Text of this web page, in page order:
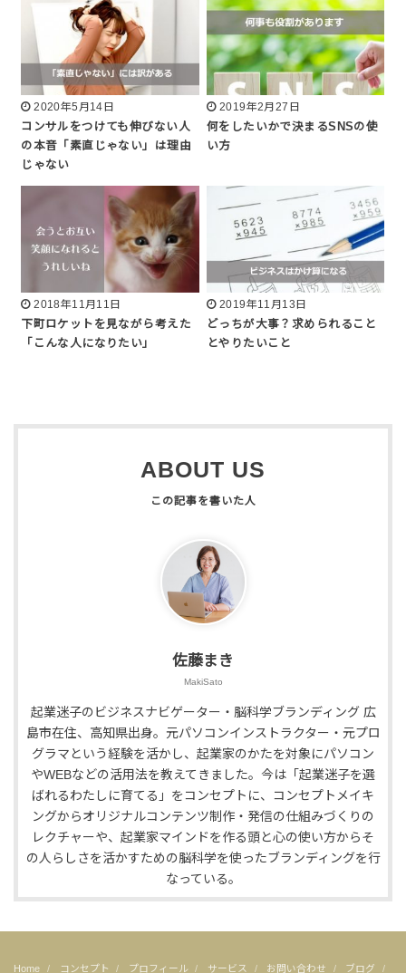
2020年5月14日
コンサルをつけても伸びない人
の本音「素直じゃない」は理由
じゃない
2019年2月27日
何をしたいかで決まるSNSの使
い方
2018年11月11日
下町ロケットを見ながら考えた
「こんな人になりたい」
2019年11月13日
どっちが大事？求められること
とやりたいこと
ABOUT US
佐藤まき
MakiSato
起業迷子のビジネスナビゲーター・脳科学ブランディング 広
島市在住、高知県出身。元パソコンインストラクター・元プロ
グラマという経験を活かし、起業家のかたを対象にパソコン
やWEBなどの活用法を教えてきました。今は「起業迷子を選
ばれるわたしに育てる」をコンセプトに、コンセプトメイキ
ングからオリジナルコンテンツ制作・発信の仕組みづくりの
レクチャーや、起業家マインドを作る頭と心の使い方からそ
の人らしさを活かすための脳科学を使ったブランディングを行
なっている。
Home コンセプト プロフィール サービス お問い合わせ ブログ